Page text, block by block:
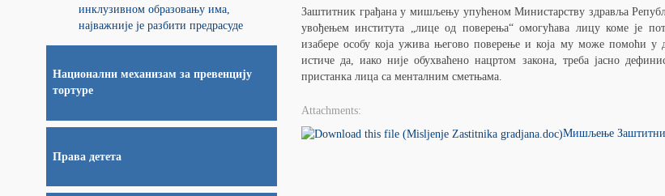
Заштитник грађана у мишљењу упућеном Министарству здравља
увођењем института „лице од поверења“ омогућава лицу коме је
изабере особу која ужива његово поверење и која му може помоћи
истиче да, иако није обухваћено нацртом закона, треба јасно
пристанка лица са менталним сметњама.
Attachments:
Мишљење
инклузивном образовању има,
најважније је разбити предрасуде
Национални механизам за превенцију
тортуре
Права детета